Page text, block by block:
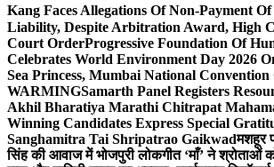
Kang Faces Allegations Of Non-Payment
Liability, Despite Arbitration Award, High
Court OrderProgressive Foundation Of
Celebrates World Environment Day 2026
Sea Princess, Mumbai National
WARMINGSamarth Panel Registers
Akhil Bharatiya Marathi Chitrapat
Winning Candidates Express Special
Sanghamitra Tai Shripatrao Gaikwadमशहूर
सिंह की आवाज में भोजपुरी लोकगीत ‘माँ’ ने श्रोताओं